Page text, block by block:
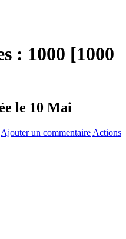
: 1000 [1000
le 10 Mai
Ajouter un commentaire Actions